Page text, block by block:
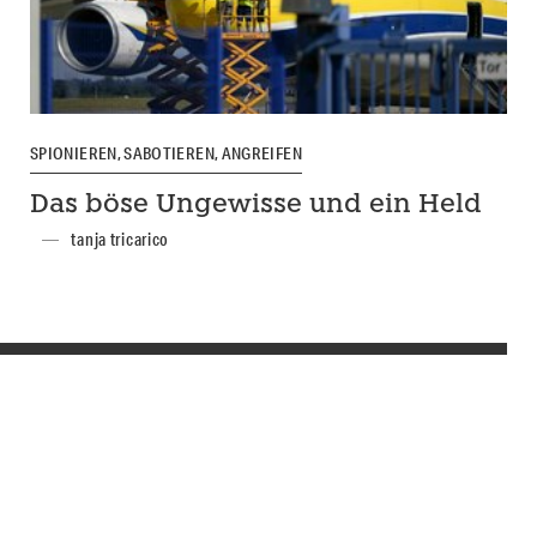
SPIONIEREN, SABOTIEREN, ANGREIFEN
Das böse Ungewisse und ein Held
tanja tricarico